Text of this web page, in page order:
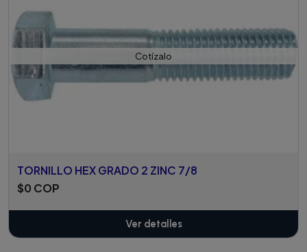
Cotízalo
TORNILLO HEX GRADO 2 ZINC 7/8
$0 COP
Ver detalles